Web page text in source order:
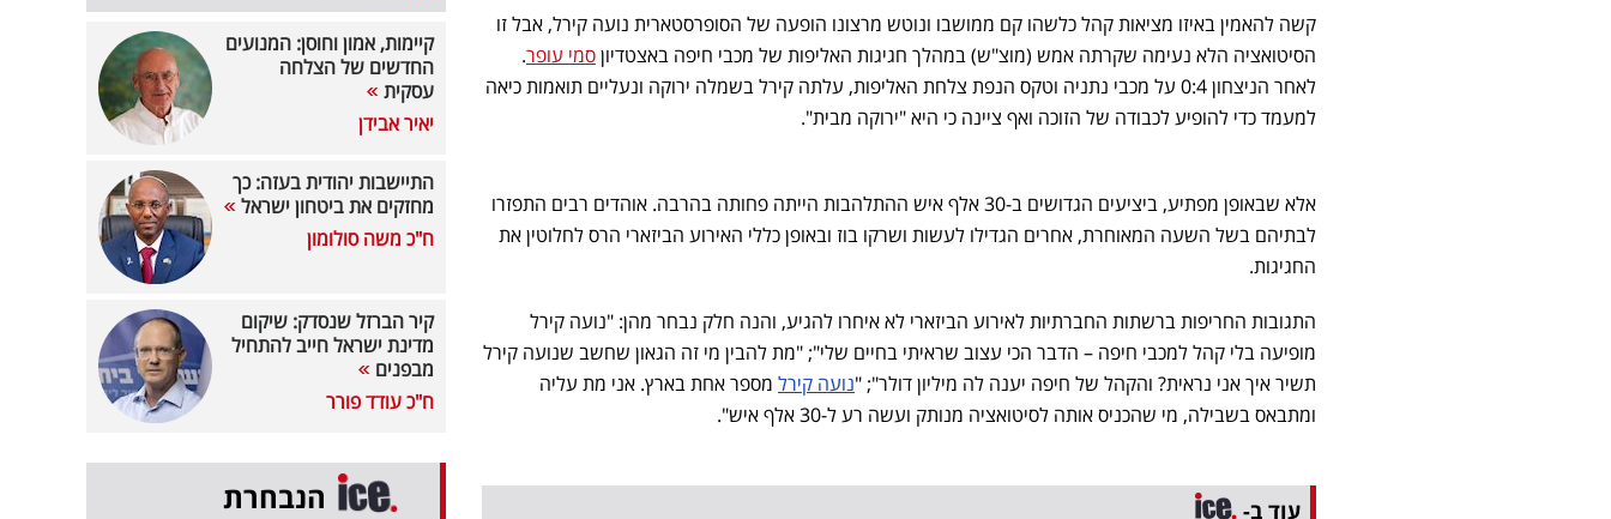
קשה להאמין באיזו מציאות קהל כלשהו קם ממושבו ונוטש מרצונו הופעה של הסופרסטארית נועה קירל, אבל זו
הסיטואציה הלא נעימה שקרתה אמש (מוצ"ש) במהלך חגיגות האליפות של מכבי חיפה באצטדיוןסמי עופר.
לאחר הניצחון 0:4 על מכבי נתניה וטקס הנפת צלחת האליפות, עלתה קירל בשמלה ירוקה ונעליים תואמות כיאה
למעמד כדי להופיע לכבודה של הזוכה ואף ציינה כי היא "ירוקה מבית".
אלא שבאופן מפתיע, ביציעים הגדושים ב-30 אלף איש ההתלהבות הייתה פחותה בהרבה. אוהדים רבים התפזרו
לבתיהם בשל השעה המאוחרת, אחרים הגדילו לעשות ושרקו בוז ובאופן כללי האירוע הביזארי הרס לחלוטין את
החגיגות.
התגובות החריפות ברשתות החברתיות לאירוע הביזארי לא איחרו להגיע, והנה חלק נבחר מהן: "נועה קירל
מופיעה בלי קהל למכבי חיפה – הדבר הכי עצוב שראיתי בחיים שלי"; "מת להבין מי זה הגאון שחשב שנועה קירל
תשיר איך אני נראית? והקהל של חיפה יענה לה מיליון דולר"
; "נועה קירל מספר אחת בארץ. אני מת עליה
ומתבאס בשבילה, מי שהכניס אותה לסיטואציה מנותק ועשה רע ל-30 אלף איש".
עוד ב-
קיימות, אמון וחוסן: המנועים
החדשים של הצלחה
עסקית
יאיר אבידן
התיישבות יהודית בעזה: כך
מחזקים את ביטחון ישראל
ח"כ משה סולומון
קיר הברזל שנסדק: שיקום
מדינת ישראל חייב להתחיל
מבפנים
ח"כ עודד פורר
הנבחרת